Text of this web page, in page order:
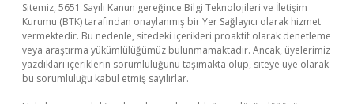
Sitemiz, 5651 Sayılı Kanun gereğince Bilgi Teknolojileri ve İletişim
Kurumu (BTK) tarafından onaylanmış bir Yer Sağlayıcı olarak hizmet
vermektedir. Bu nedenle, sitedeki içerikleri proaktif olarak denetleme
veya araştırma yükümlülüğümüz bulunmamaktadır. Ancak, üyelerimiz
yazdıkları içeriklerin sorumluluğunu taşımakta olup, siteye üye olarak
bu sorumluluğu kabul etmiş sayılırlar.